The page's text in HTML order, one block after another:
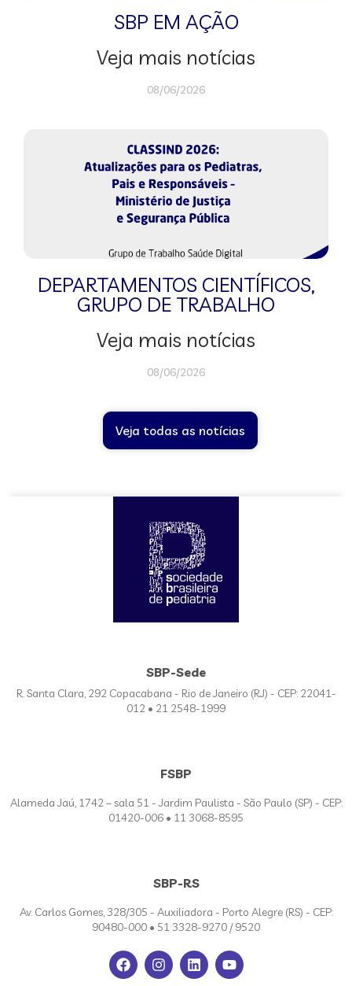
SBP EM AÇÃO
Veja mais notícias
08/06/2026
DEPARTAMENTOS CIENTÍFICOS,
GRUPO DE TRABALHO
Veja mais notícias
08/06/2026
Veja todas as notícias
SBP-Sede
R. Santa Clara, 292 Copacabana - Rio de Janeiro (RJ) - CEP: 22041-
012 • 21 2548-1999
FSBP
Alameda Jaú, 1742 – sala 51 - Jardim Paulista - São Paulo (SP) - CEP:
01420-006 • 11 3068-8595
SBP-RS
Av. Carlos Gomes, 328/305 - Auxiliadora - Porto Alegre (RS) - CEP:
90480-000 • 51 3328-9270 / 9520